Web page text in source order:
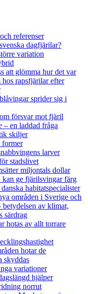
referenser
dagfjärilar?
variation
att glömma hur det var
rapsfjärilar efter
sprider sig i
försvar mot fjäril
– en laddad fråga
skiljer
former
larver
stadslivet
miljontals dollar
ge fjärilsvingar färg
habitatspecialister
områden i Sverige och
betydelsen av klimat,
särdrag
hotas av allt torrare
hotar de
skyddas
variationer
hjälper
norrut